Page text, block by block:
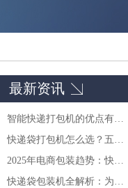
最新资讯
智能快递打包机的优点有哪些
快递袋打包机怎么选？五个关键参数决定设备好不好用
2025年电商包装趋势：快递袋打包机如何助力绿色与智能升级
快递袋包装机全解析：为何成为电商与物流企业降本增效的首选？